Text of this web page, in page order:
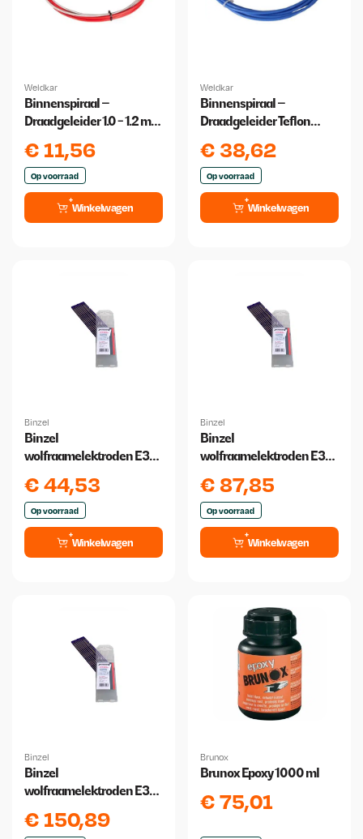
Weldkar
Binnenspiraal –
Draadgeleider 1.0 - 1.2 mm
€11,56
Op voorraad
Winkelwagen
Weldkar
Binnenspiraal –
Draadgeleider Teflon
€ 38,62
Op voorraad
Winkelwagen
Binzel
Binzel
wolfraamelektroden E3
€44,53
Op voorraad
Winkelwagen
Binzel
Binzel
wolfraamelektroden E3
stuks
€87,85
Op voorraad
Winkelwagen
Binzel
Binzel
wolfraamelektroden E3
€150,89
Brunox
Brunox Epoxy 1000 ml
€75,01